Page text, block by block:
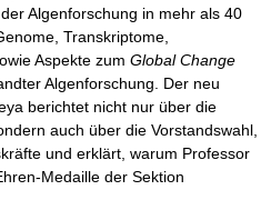
Algenforschung in mehr als 40
Transkriptome,
Aspekte zum Global Change
Algenforschung. Der neu
berichtet nicht nur über die
auch über die Vorstandswahl,
und erklärt, warum Professor
Medaille der Sektion